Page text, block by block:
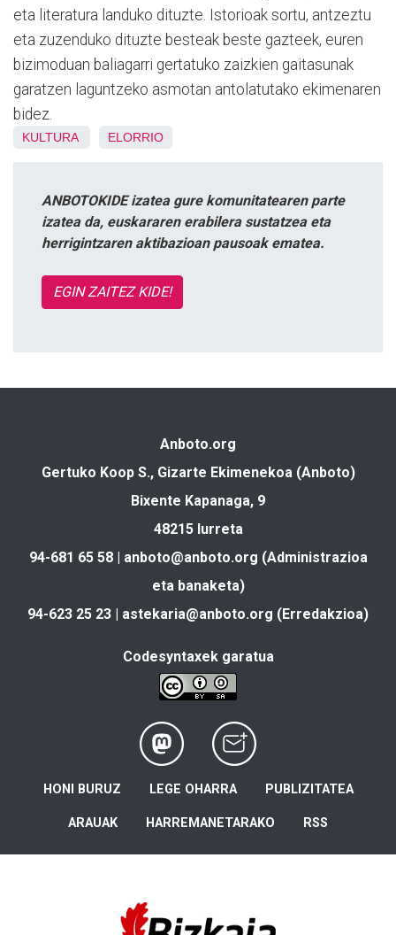
eta literatura landuko dituzte. Istorioak sortu, antzeztu
eta zuzenduko dituzte besteak beste gazteek, euren
bizimoduan baliagarri gertatuko zaizkien gaitasunak
garatzen laguntzeko asmotan antolatutako ekimenaren
bidez.
KULTURA ELORRIO
ANBOTOKIDE izatea gure komunitatearen parte
izatea da, euskararen erabilera sustatzea eta
herrigintzaren aktibazioan pausoak ematea.
EGIN ZAITEZ KIDE!
Anboto.org
Gertuko Koop S., Gizarte Ekimenekoa (Anboto)
Bixente Kapanaga, 9
48215 Iurreta
94-681 65 58 | anboto@anboto.org (Administrazioa
eta banaketa)
94-623 25 23 | astekaria@anboto.org (Erredakzioa)
Codesyntaxek garatua
HONI BURUZ LEGE OHARRA PUBLIZITATEA
ARAUAK HARREMANETARAKO RSS